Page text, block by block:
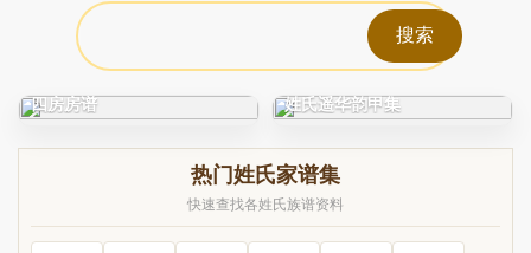
四房房谱
姓氏遥华韵甲集
热门姓氏家谱集
快速查找各姓氏族谱资料